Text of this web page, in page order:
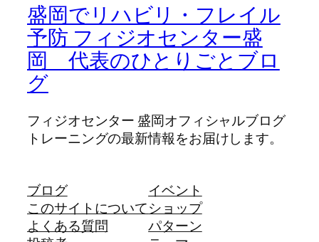
盛岡でリハビリ・フレイル
予防 フィジオセンター盛
岡 代表のひとりごとブロ
グ
フィジオセンター 盛岡オフィシャルブログ
トレーニングの最新情報をお届けします。
ブログ
このサイトについて
よくある質問
イベント
ショップ
パターン